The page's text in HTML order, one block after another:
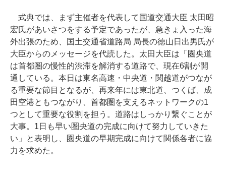
式典では、まず主催者を代表して国道交通大臣 太田昭
宏氏があいさつをする予定であったが、急きょ入った海
外出張のため、国土交通省道路局 局長の徳山日出男氏が
大臣からのメッセージを代読した。太田大臣は「圏央道
は首都圏の慢性的渋滞を解消する道路で、現在6割が開
通している。本日は東名高速・中央道・関越道がつなが
る重要な節目となるが、再来年には東北道、つくば、成
田空港ともつながり、首都圏を支えるネットワークの1
つとして重要な役割を担う。道路はしっかり繋ぐことが
大事。1日も早い圏央道の完成に向けて努力していきた
い」と表明し、圏央道の早期完成に向けて関係各者に協
力を求めた。